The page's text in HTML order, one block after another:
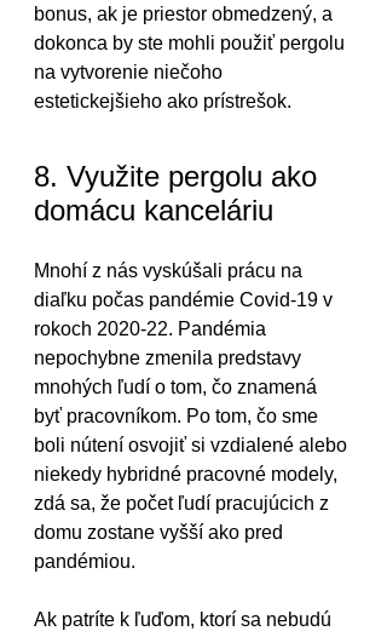
bonus, ak je priestor obmedzený, a
dokonca by ste mohli použiť pergolu
na vytvorenie niečoho
estetickejšieho ako prístrešok.
8. Využite pergolu ako
domácu kanceláriu
Mnohí z nás vyskúšali prácu na
diaľku počas pandémie Covid-19 v
rokoch 2020-22. Pandémia
nepochybne zmenila predstavy
mnohých ľudí o tom, čo znamená
byť pracovníkom. Po tom, čo sme
boli nútení osvojiť si vzdialené alebo
niekedy hybridné pracovné modely,
zdá sa, že počet ľudí pracujúcich z
domu zostane vyšší ako pred
pandémiou.
Ak patríte k ľuďom, ktorí sa nebudú